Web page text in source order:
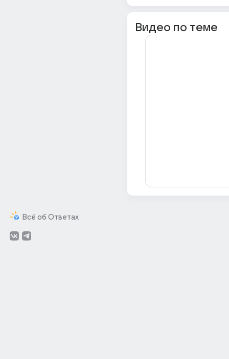
Всё об Ответах
Видео по теме